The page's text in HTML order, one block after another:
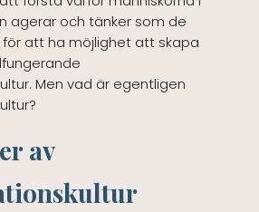
agerar och tänker som de
för att ha möjlighet att skapa
Men vad är egentligen
av